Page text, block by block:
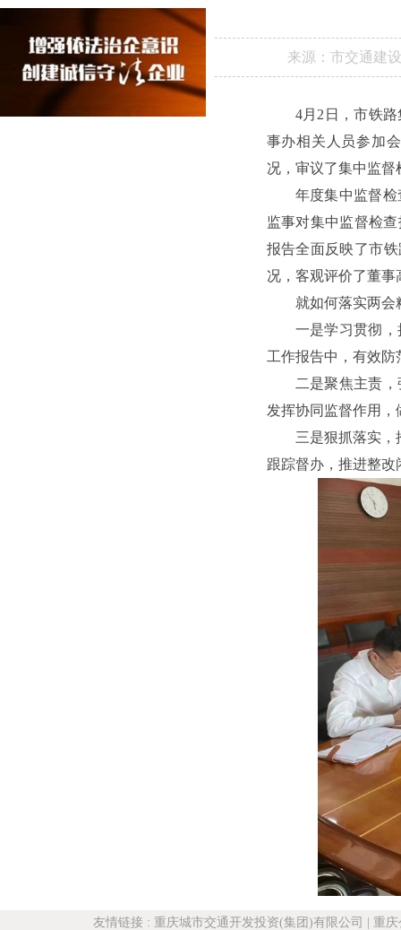
来源： 市交通建
4月2日，市铁
事办相关人员参加
况，审议了集中监
年度集中监督
监事对集中监督检
报告全面反映了市
况，客观评价了董
就如何落实两会
一是学习贯彻
工作报告中，有效
二是聚焦主责
发挥协同监督作用
三是狠抓落实，
跟踪督办，推进整
友情链接 : 重庆城市交通开发投资(集团)有限公司 重庆